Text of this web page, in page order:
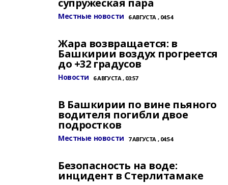
супружеская пара
Местные новости 6 АВГУСТА , 04:54
Жара возвращается: в
Башкирии воздух прогреется
до +32 градусов
Новости 6 АВГУСТА , 03:57
В Башкирии по вине пьяного
водителя погибли двое
подростков
Местные новости 7 АВГУСТА , 04:54
Безопасность на воде:
инцидент в Стерлитамаке